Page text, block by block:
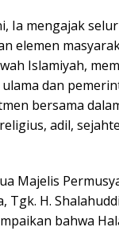
Ia mengajak
elemen
Islamiyah,
dan
bersama
adil,
Majelis
Tgk. H.
bahwa